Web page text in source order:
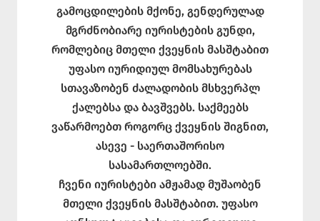
გამოცდილების მქონე, გენდერულად
მგრძნობიარე იურისტების გუნდი,
რომლებიც მთელი ქვეყნის მასშტაბით
უფასო იურიდიულ მომსახურებას
სთავაზობენ ძალადობის მსხვერპლ
ქალებსა და ბავშვებს. საქმეებს
ვაწარმოებთ როგორც ქვეყნის შიგნით,
ასევე - საერთაშორისო
სასამართლოებში.
ჩვენი იურისტები ამჟამად მუშაობენ
მთელი ქვეყნის მასშტაბით. უფასო